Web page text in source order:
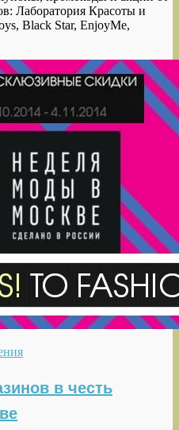
Лаборатория Красоты и
Black Star, EnjoyMe,
в честь